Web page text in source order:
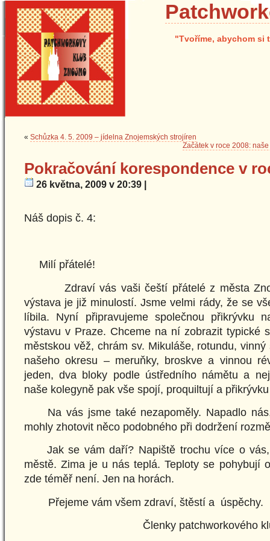
"Tvoříme, abychom si
« Schůzka 4. 5. 2009 – jídelna Znojemských strojíren
Začátek v roce 2008:
Pokračování korespondence v
26 května, 2009 v 20:39 |
Náš dopis č. 4:
Milí přátelé!
Zdraví vás vaši čeští přátelé z města
výstava je již minulostí. Jsme velmi rády, že se
líbila. Nyní připravujeme společnou přikrývku
výstavu v Praze. Chceme na ní zobrazit typické
městskou věž, chrám sv. Mikuláše, rotundu,
našeho okresu – meruňky, broskve a vinnou
jeden, dva bloky podle ústředního námětu a
naše kolegyně pak vše spojí, proquiltují a
Na vás jsme také nezapoměly. Napadlo
mohly zhotovit něco podobného při dodržení
Jak se vám daří? Napiště trochu více o vás,
městě. Zima je u nás teplá. Teploty se pohybují
zde téměř není. Jen na horách.
Přejeme vám všem zdraví, štěstí a úspěchy.
Členky patchworkového klubu